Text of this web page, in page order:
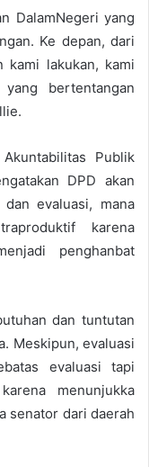
DalamNegeri yang
Ke depan, dari
kami lakukan, kami
bertentangan
Publik
DPD akan
evaluasi, mana
karena
penghanbat
dan tuntutan
Meskipun, evaluasi
evaluasi tapi
menunjukka
senator dari daerah